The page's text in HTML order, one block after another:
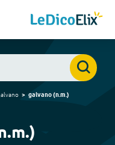
galvano(n.m.)